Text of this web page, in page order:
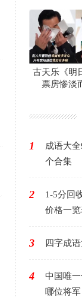
古天乐《明
票房惨淡
1
成语大
个合集
2
1-5分回
价格一
3 四字成
4
中国唯
哪位将军